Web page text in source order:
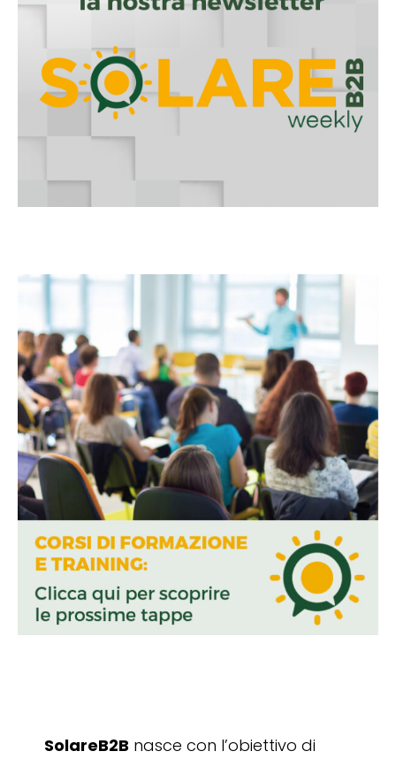
SolareB2B nasce con l’obiettivo di